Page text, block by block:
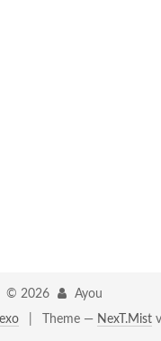
© 2026
Ayou
Theme — NexT.Mist